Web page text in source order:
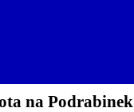
na Podrabinek